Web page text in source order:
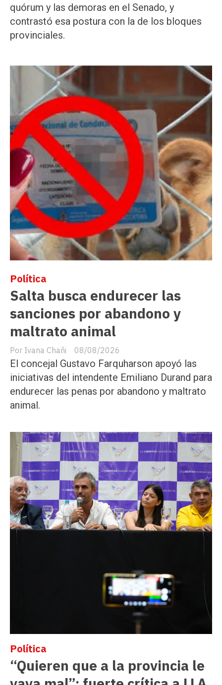
quórum y las demoras en el Senado, y
contrastó esa postura con la de los bloques
provinciales.
Salta busca endurecer las
sanciones por abandono y
maltrato animal
Ivana Chañi
Política
08/08/2026
El concejal Gustavo Farquharson apoyó las
iniciativas del intendente Emiliano Durand para
endurecer las penas por abandono y maltrato
animal.
“Quieren que a la provincia le
Política